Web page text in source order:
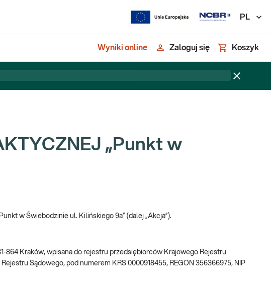
PL
Wyniki online Zaloguj się Koszyk
„Punkt w
w Świebodzinie ul. Kilińskiego 9a” (dalej „Akcja”).
864 Kraków, wpisana do rejestru przedsiębiorców Krajowego Rejestru
Sądowego, pod numerem KRS 0000918455, REGON 356366975, NIP